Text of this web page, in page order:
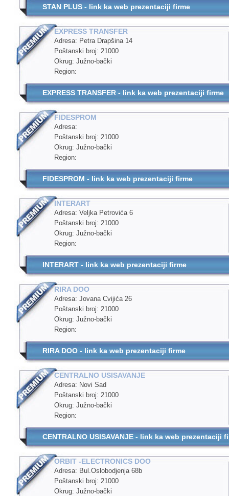
STAN PLUS - link ka web prezentaciji firme
EXPRESS TRANSFER
Adresa: Petra Drapšina 14
Poštanski broj: 21000
Okrug: Južno-bački
Region:
EXPRESS TRANSFER - link ka web prezentaciji firme
FIDESPROM
Adresa:
Poštanski broj: 21000
Okrug: Južno-bački
Region:
FIDESPROM - link ka web prezentaciji firme
INTERART
Adresa: Veljka Petrovića 6
Poštanski broj: 21000
Okrug: Južno-bački
Region:
INTERART - link ka web prezentaciji firme
RIRA DOO
Adresa: Jovana Cvijića 26
Poštanski broj: 21000
Okrug: Južno-bački
Region:
RIRA DOO - link ka web prezentaciji firme
CENTRALNO USISAVANJE
Adresa: Novi Sad
Poštanski broj: 21000
Okrug: Južno-bački
Region:
CENTRALNO USISAVANJE - link ka web prezentaciji
ORBIT -ELECTRONICS DOO
Adresa: Bul.Oslobodjenja 68b
Poštanski broj: 21000
Okrug: Južno-bački